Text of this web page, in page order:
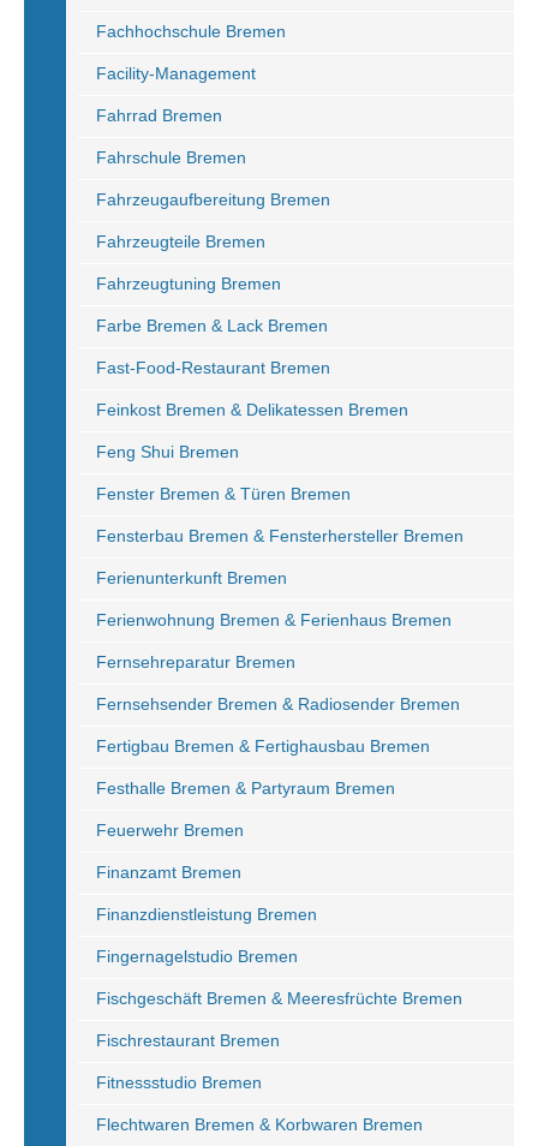
Fachhochschule Bremen
Facility-Management
Fahrrad Bremen
Fahrschule Bremen
Fahrzeugaufbereitung Bremen
Fahrzeugteile Bremen
Fahrzeugtuning Bremen
Farbe Bremen & Lack Bremen
Fast-Food-Restaurant Bremen
Feinkost Bremen & Delikatessen Bremen
Feng Shui Bremen
Fenster Bremen & Türen Bremen
Fensterbau Bremen & Fensterhersteller Bremen
Ferienunterkunft Bremen
Ferienwohnung Bremen & Ferienhaus Bremen
Fernsehreparatur Bremen
Fernsehsender Bremen & Radiosender Bremen
Fertigbau Bremen & Fertighausbau Bremen
Festhalle Bremen & Partyraum Bremen
Feuerwehr Bremen
Finanzamt Bremen
Finanzdienstleistung Bremen
Fingernagelstudio Bremen
Fischgeschäft Bremen & Meeresfrüchte Bremen
Fischrestaurant Bremen
Fitnessstudio Bremen
Flechtwaren Bremen & Korbwaren Bremen